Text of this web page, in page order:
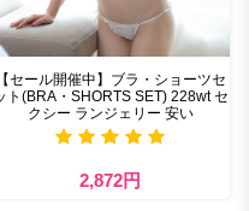
【セール開催中】ブラ・ショーツセ
ト(BRA・SHORTS SET) 228wt セ
クシー ランジェリー 安い
2,872円